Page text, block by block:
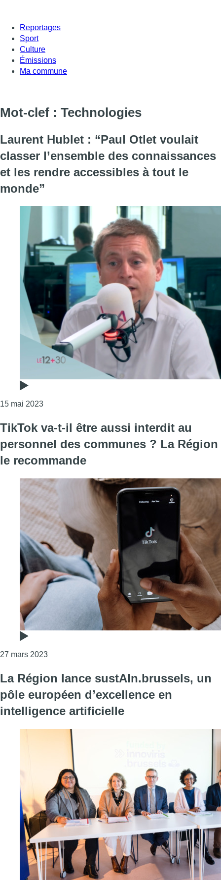
Reportages
Sport
Culture
Émissions
Ma commune
Mot-clef : Technologies
Laurent Hublet : “Paul Otlet voulait
classer l’ensemble des connaissances
et les rendre accessibles à tout le
monde”
15 mai 2023Consulter l'article "Laurent Hublet : “Paul Otlet
TikTok va-t-il être aussi interdit au
personnel des communes ? La Région
le recommande
27 mars 2023Consulter l'article "TikTok va-t-il être aussi
La Région lance sustAIn.brussels, un
pôle européen d’excellence en
intelligence artificielle